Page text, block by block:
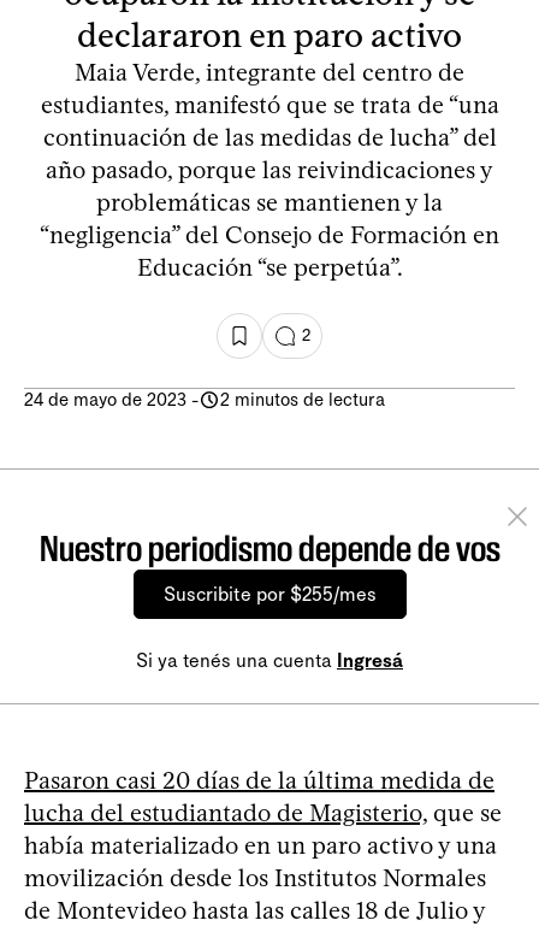
declararon en paro activo
Maia Verde, integrante del centro de
estudiantes, manifestó que se trata de “una
continuación de las medidas de lucha” del
año pasado, porque las reivindicaciones y
problemáticas se mantienen y la
“negligencia” del Consejo de Formación en
Educación “se perpetúa”.
2
24 de mayo de 2023 - 2 minutos de lectura
Nuestro periodismo depende de vos
Suscribite por $255/mes
Si ya tenés una cuenta Ingresá
Pasaron casi 20 días de la última medida de
lucha del estudiantado de Magisterio, que se
había materializado en un paro activo y una
movilización desde los Institutos Normales
de Montevideo hasta las calles 18 de Julio y